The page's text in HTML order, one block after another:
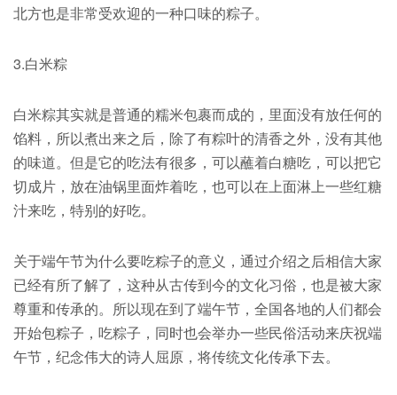
北方也是非常受欢迎的一种口味的粽子。
3.白米粽
白米粽其实就是普通的糯米包裹而成的，里面没有放任何的
馅料，所以煮出来之后，除了有粽叶的清香之外，没有其他
的味道。但是它的吃法有很多，可以蘸着白糖吃，可以把它
切成片，放在油锅里面炸着吃，也可以在上面淋上一些红糖
汁来吃，特别的好吃。
关于端午节为什么要吃粽子的意义，通过介绍之后相信大家
已经有所了解了，这种从古传到今的文化习俗，也是被大家
尊重和传承的。所以现在到了端午节，全国各地的人们都会
开始包粽子，吃粽子，同时也会举办一些民俗活动来庆祝端
午节，纪念伟大的诗人屈原，将传统文化传承下去。